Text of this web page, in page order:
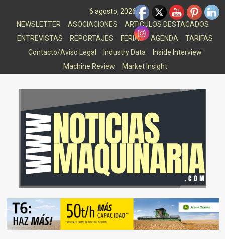
6 agosto, 2026
NEWSLETTER
ASOCIACIONES
ARTICULOS DESTACADOS
ENTREVISTAS
REPORTAJES FERIAS AGENDA
TARIFAS
Contacto/Aviso Legal
Industry Data
Inside Interview
Machine Review
Market Insight